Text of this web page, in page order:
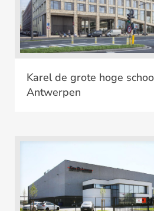
Karel de grote hoge
Antwerpen